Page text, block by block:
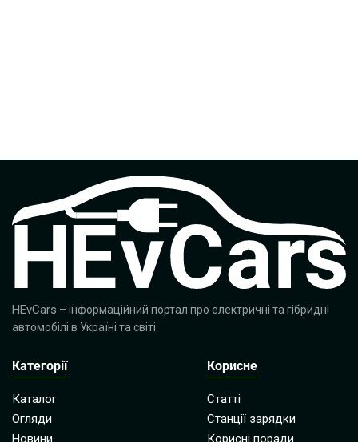
HEvCars – інформаційний портал про електричні та гібридні
автомобілі в Україні та світі
Категорії
Каталог
Огляди
Новини
Корисне
Статті
Станції зарядки
Корисні поради